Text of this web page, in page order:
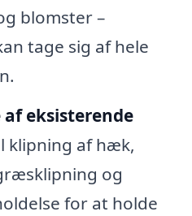
blomster –
tage sig af hele
eksisterende
klipning af hæk,
og
for at holde